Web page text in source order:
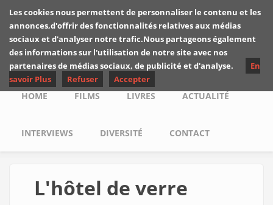
Skip to main content
Les critiques de
Yuyine
Main menu
HOME FILMS LIVRES ACTUALITÉ
INTERVIEWS DIVERSITÉ CONTACT
L'hôtel de verre
Les cookies nous permettent de personnaliser le contenu et les
annonces,d'offrir des fonctionnalités relatives aux médias
sociaux et d'analyser notre trafic.Nous partageons également
des informations sur l'utilisation de notre site avec nos
partenaires de médias sociaux, de publicité et d'analyse.
En
savoir Plus
Refuser Accepter